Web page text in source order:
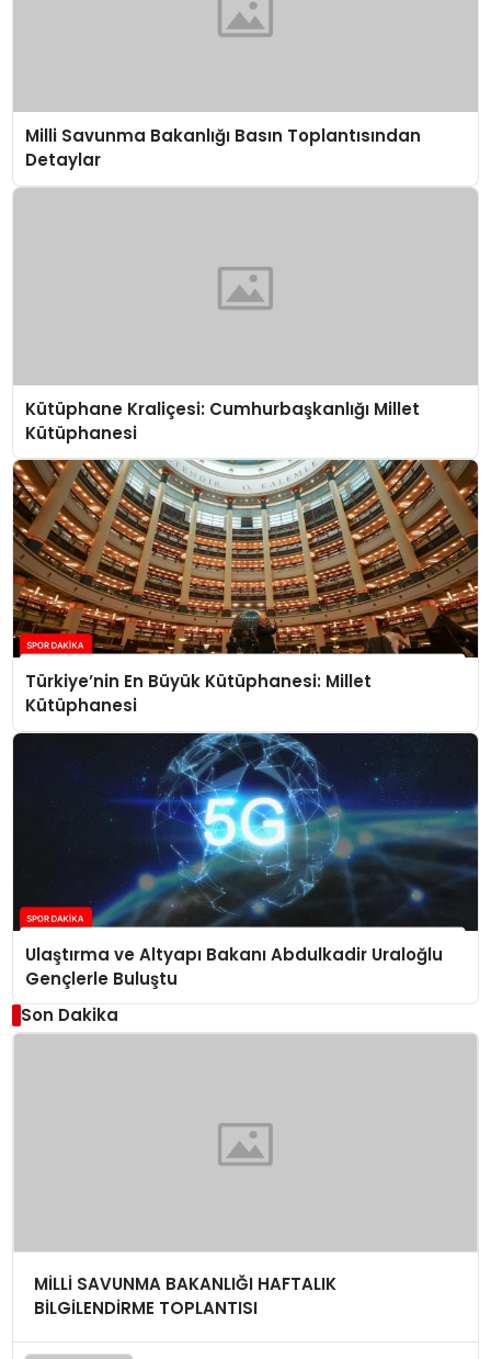
Milli Savunma Bakanlığı Basın Toplantısından
Detaylar
Kütüphane Kraliçesi: Cumhurbaşkanlığı Millet
Kütüphanesi
Türkiye’nin En Büyük Kütüphanesi: Millet
Kütüphanesi
Ulaştırma ve Altyapı Bakanı Abdulkadir Uraloğlu
Gençlerle Buluştu
Son Dakika
MİLLİ SAVUNMA BAKANLIĞI HAFTALIK
BİLGİLENDİRME TOPLANTISI